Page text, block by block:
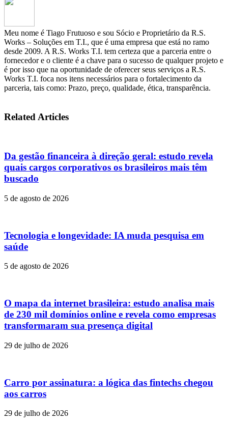
Meu nome é Tiago Frutuoso e sou Sócio e Proprietário da R.S.
Works – Soluções em T.I., que é uma empresa que está no ramo
desde 2009. A R.S. Works T.I. tem certeza que a parceria entre o
fornecedor e o cliente é a chave para o sucesso de qualquer projeto e
é por isso que na oportunidade de oferecer seus serviços a R.S.
Works T.I. foca nos itens necessários para o fortalecimento da
parceria, tais como: Prazo, preço, qualidade, ética, transparência.
Related Articles
Da gestão financeira à direção geral: estudo revela
quais cargos corporativos os brasileiros mais têm
buscado
5 de agosto de 2026
Tecnologia e longevidade: IA muda pesquisa em
saúde
5 de agosto de 2026
O mapa da internet brasileira: estudo analisa mais
de 230 mil domínios online e revela como empresas
transformaram sua presença digital
29 de julho de 2026
Carro por assinatura: a lógica das fintechs chegou
aos carros
29 de julho de 2026